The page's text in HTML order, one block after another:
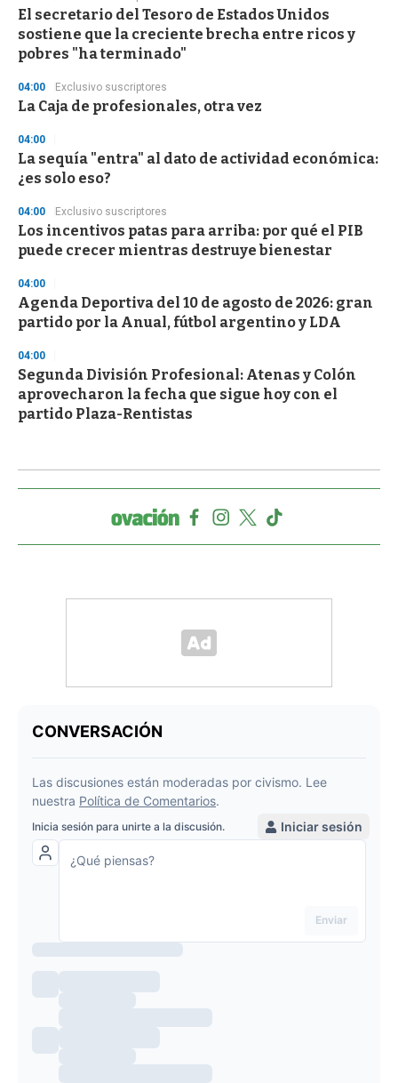
El secretario del Tesoro de Estados Unidos
sostiene que la creciente brecha entre ricos y
pobres "ha terminado"
04:00 Exclusivo suscriptores
La Caja de profesionales, otra vez
04:00
La sequía "entra" al dato de actividad económica:
¿es solo eso?
04:00 Exclusivo suscriptores
Los incentivos patas para arriba: por qué el PIB
puede crecer mientras destruye bienestar
04:00
Agenda Deportiva del 10 de agosto de 2026: gran
partido por la Anual, fútbol argentino y LDA
04:00
Segunda División Profesional: Atenas y Colón
aprovecharon la fecha que sigue hoy con el
partido Plaza-Rentistas